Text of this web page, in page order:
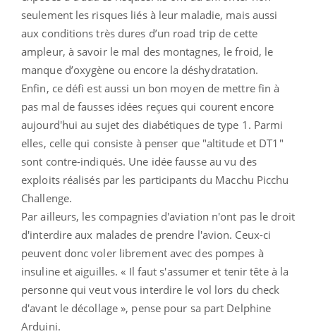
seulement les risques liés à leur maladie, mais aussi
aux conditions très dures d’un road trip de cette
ampleur, à savoir le mal des montagnes, le froid, le
manque d’oxygène ou encore la déshydratation.
Enfin, ce défi est aussi un bon moyen de mettre fin à
pas mal de fausses idées reçues qui courent encore
aujourd'hui au sujet des diabétiques de type 1. Parmi
elles, celle qui consiste à penser que "altitude et DT1"
sont contre-indiqués. Une idée fausse au vu des
exploits réalisés par les participants du Macchu Picchu
Challenge.
Par ailleurs, les compagnies d'aviation n'ont pas le droit
d'interdire aux malades de prendre l'avion. Ceux-ci
peuvent donc voler librement avec des pompes à
insuline et aiguilles. « Il faut s'assumer et tenir tête à la
personne qui veut vous interdire le vol lors du check
d'avant le décollage », pense pour sa part Delphine
Arduini.